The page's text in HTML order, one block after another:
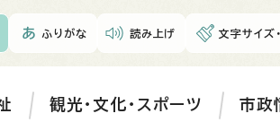
ふりがな 読み上げ 文字サイズ
観光・文化・スポーツ 市政